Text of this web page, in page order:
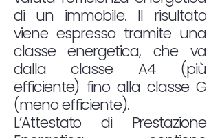
di un immobile. Il risultato
viene espresso tramite una
classe energetica, che va
dalla classe A4 (più
efficiente) fino alla classe G
(meno efficiente).
L’Attestato di Prestazione